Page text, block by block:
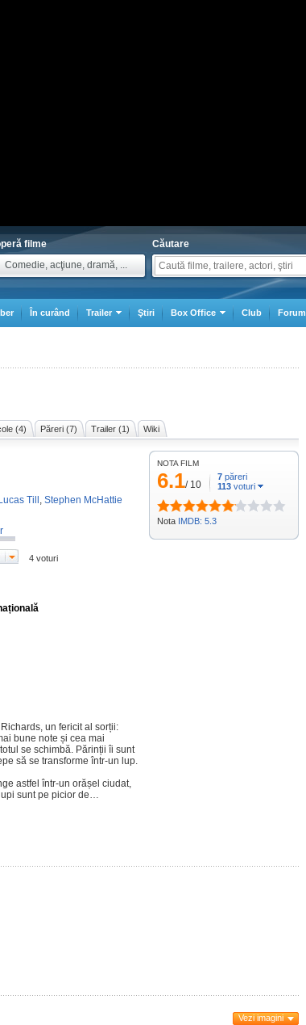
filme
Comedie, acţiune, dramă, ...
Căutare
În curând Trailer Ştiri Box Office Club Forum
(4) Păreri (7) Trailer (1) Wiki
Lucas Till , Stephen McHattie
4 voturi
un fericit al sorții:
bune note și cea mai
se schimbă. Părinții îi sunt
să se transforme într-un lup.
astfel într-un orășel ciudat,
sunt pe picior de…
NOTA FILM
6.1/ 10
7 păreri
113 voturi
Nota IMDB: 5.3
Vezi imagini